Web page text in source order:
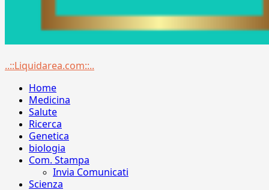
Menu
..::Liquidarea.com::..
Home
Medicina
Salute
Ricerca
Genetica
biologia
Com. Stampa
Invia Comunicati
Scienza